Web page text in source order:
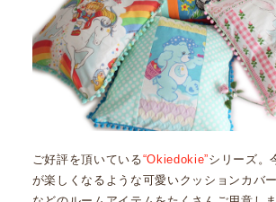
ご好評を頂いている“Okiedokie”シリーズ。
が楽しくなるような可愛いクッションカバ